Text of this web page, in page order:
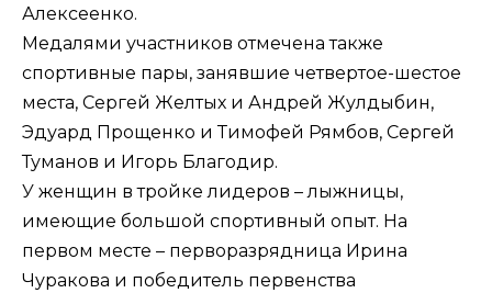
Алексеенко.
Медалями участников отмечена также
спортивные пары, занявшие четвертое-шестое
места, Сергей Желтых и Андрей Жулдыбин,
Эдуард Прощенко и Тимофей Рямбов, Сергей
Туманов и Игорь Благодир.
У женщин в тройке лидеров – лыжницы,
имеющие большой спортивный опыт. На
первом месте – перворазрядница Ирина
Чуракова и победитель первенства